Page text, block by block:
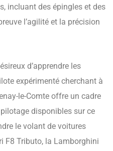
incluant des épingles et des
l’agilité et la précision
d’apprendre les
expérimenté cherchant à
le-Comte offre un cadre
disponibles sur ce
le volant de voitures
F8 Tributo, la Lamborghini